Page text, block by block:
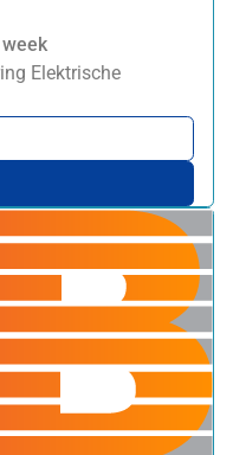
Elektrische